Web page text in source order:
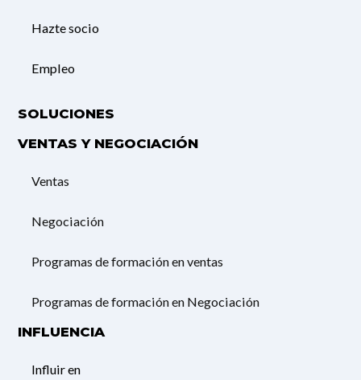
Hazte socio
Empleo
SOLUCIONES
VENTAS Y NEGOCIACIÓN
Ventas
Negociación
Programas de formación en ventas
Programas de formación en Negociación
INFLUENCIA
Influir en